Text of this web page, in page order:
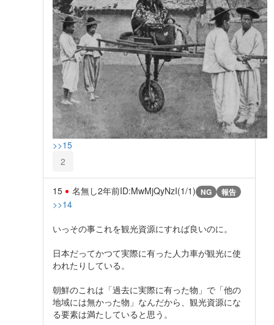
>>15
2
15 名無し2年前ID:MwMjQyNzI(1/1) NG 報告
>>14
いっその事これを観光資源にすれば良いのに。
日本だってかつて実際に有った人力車が観光に使
われたりしている。
朝鮮のこれは「過去に実際に有った物」で「他の
地域には無かった物」なんだから、観光資源にな
る要素は満たしていると思う。